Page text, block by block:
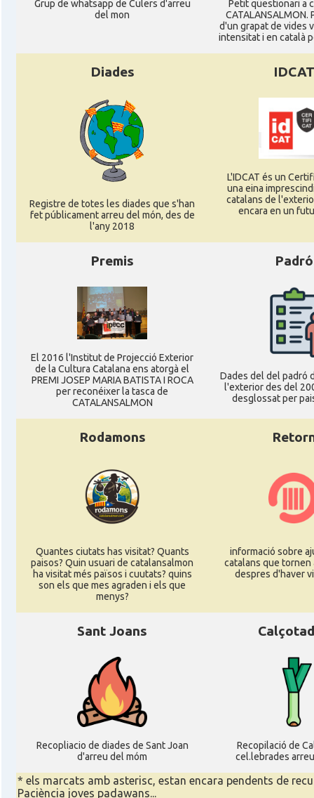
Grup de whatsapp de Culers d'arreu
del mon
Petit qüestionari a
CATALANSALMON.
d'un grapat de vides
intensitat i en català
Diades
Registre de totes les diades que s'han
fet públicament arreu del món, des de
l'any 2018
IDCAT
L'IDCAT és un
una eina
catalans de
encara en un
Premis
El 2016 l'Institut de Projecció Exterior
de la Cultura Catalana ens atorgà el
PREMI JOSEP MARIA BATISTA I ROCA
per reconéixer la tasca de
CATALANSALMON
Padró
Dades del del padró
l'exterior des del
desglossat per
Rodamons
Quantes ciutats has visitat? Quants
paisos? Quin usuari de catalansalmon
ha visitat més països i cuutats? quins
son els que mes agraden i els que
menys?
informació sobre
catalans que tornen
despres d'haver
Sant Joans
Recopliacio de diades de Sant Joan
d'arreu del móm
Recopilació de
cel.lebrades
* els marcats amb asterisc, estan encara pendents de
Paciència joves padawans...